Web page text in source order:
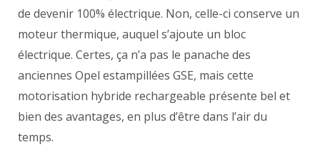
de devenir 100% électrique. Non, celle-ci conserve un
moteur thermique, auquel s’ajoute un bloc
électrique. Certes, ça n’a pas le panache des
anciennes Opel estampillées GSE, mais cette
motorisation hybride rechargeable présente bel et
bien des avantages, en plus d’être dans l’air du
temps.